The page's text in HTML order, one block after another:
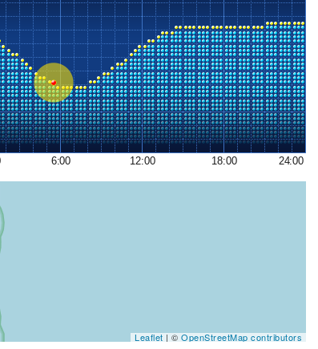
6:00 12:00 18:00 24:00
Leaflet| ©OpenStreetMap contributors